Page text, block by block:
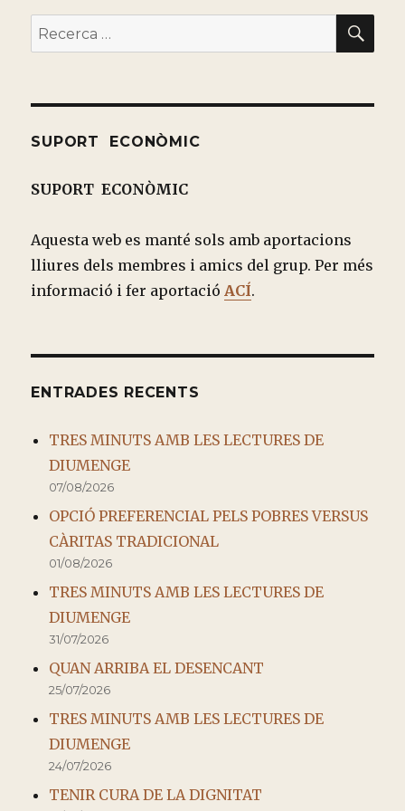
Buscar
por:
SUPORT ECONÒMIC
SUPORT ECONÒMIC
Aquesta web es manté sols amb aportacions
lliures dels membres i amics del grup. Per més
informació i fer aportacióACÍ.
ENTRADES RECENTS
TRES MINUTS AMB LES LECTURES DE
DIUMENGE
07/08/2026
OPCIÓ PREFERENCIAL PELS POBRES VERSUS
CÀRITAS TRADICIONAL
01/08/2026
TRES MINUTS AMB LES LECTURES DE
DIUMENGE
31/07/2026
QUAN ARRIBA EL DESENCANT
25/07/2026
TRES MINUTS AMB LES LECTURES DE
DIUMENGE
24/07/2026
TENIR CURA DE LA DIGNITAT